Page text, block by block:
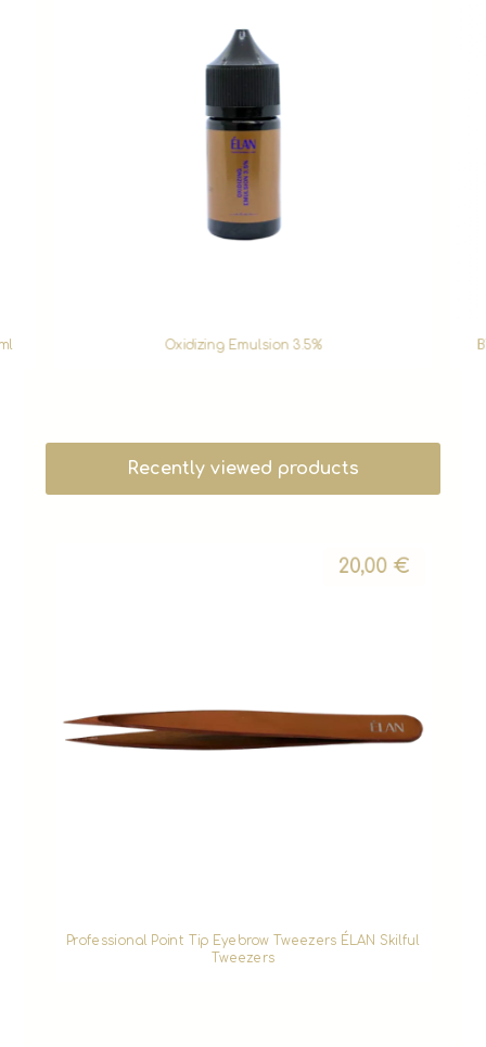
Oxidizing Emulsion 3.5%
Recently viewed products
Professional Point Tip Eyebrow Tweezers ÉLAN Skilful
Tweezers
20,00 €